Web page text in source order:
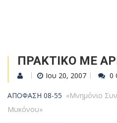
ΠΡΑΚΤΙΚΟ ΜΕ
Ιου 20, 2007 0
ΑΠΟΦΑΣΗ 08-55 «Μνημόνιο
Μυκόνου»